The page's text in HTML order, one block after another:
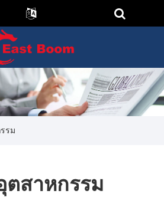
รม
ตสาหกรรม